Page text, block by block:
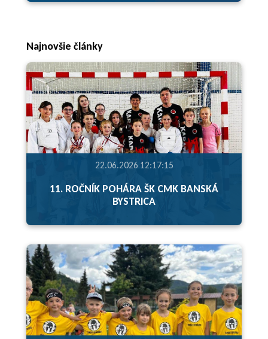
Najnovšie články
22.06.2026 12:17:15
11. ROČNÍK POHÁRA ŠK CMK BANSKÁ
BYSTRICA